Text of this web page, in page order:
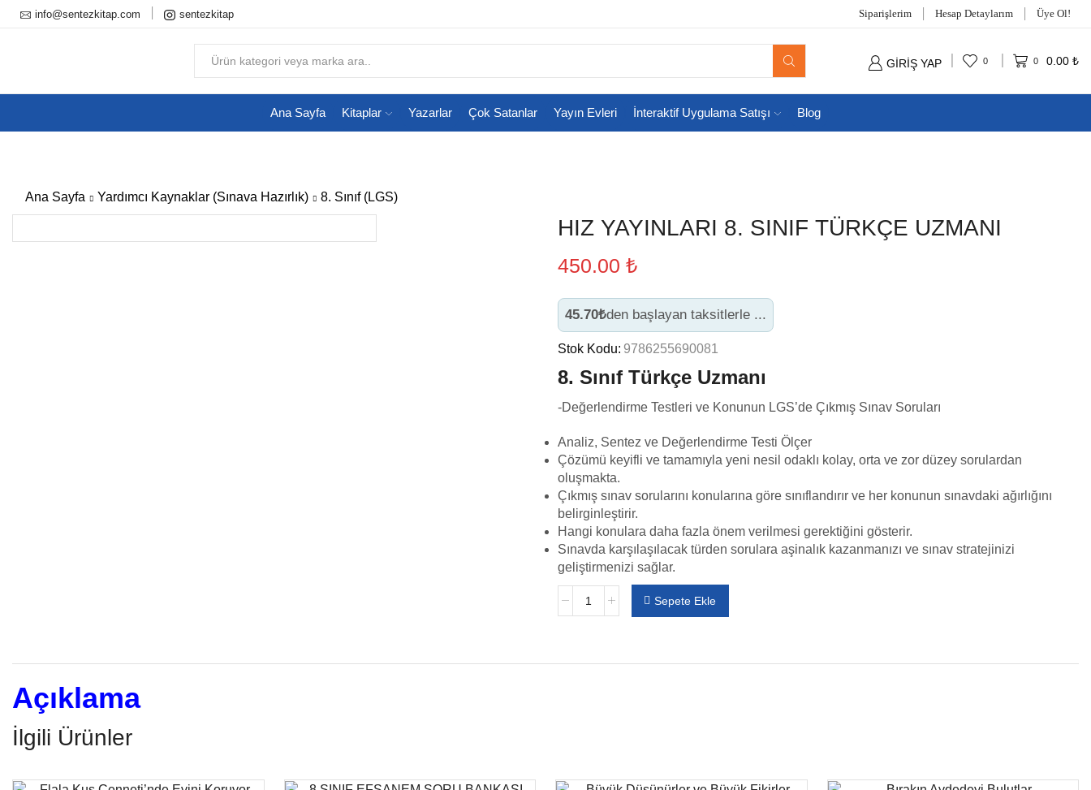
info@sentezkitap.com sentezkitap Siparişlerim Hesap Detaylarım Üye Ol!
GIRIŞ YAP 0 0 0.00 ₺
Ana Sayfa Kitaplar Yazarlar Çok Satanlar Yayın Evleri İnteraktif Uygulama Satışı Blog
Ana Sayfa Yardımcı Kaynaklar (Sınava Hazırlık) 8. Sınıf (LGS)
HIZ YAYINLARI 8. SINIF TÜRKÇE UZMANI
450.00 ₺
45.70₺den başlayan taksitlerle ...
Stok Kodu: 9786255690081
8. Sınıf Türkçe Uzmanı
-Değerlendirme Testleri ve Konunun LGS’de Çıkmış Sınav Soruları
Analiz, Sentez ve Değerlendirme Testi Ölçer
Çözümü keyifli ve tamamıyla yeni nesil odaklı kolay, orta ve zor düzey sorulardan
oluşmakta.
Çıkmış sınav sorularını konularına göre sınıflandırır ve her konunun sınavdaki ağırlığını
belirginleştirir.
Hangi konulara daha fazla önem verilmesi gerektiğini gösterir.
Sınavda karşılaşılacak türden sorulara aşinalık kazanmanızı ve sınav stratejinizi
geliştirmenizi sağlar.
Sepete Ekle
Açıklama
İlgili Ürünler